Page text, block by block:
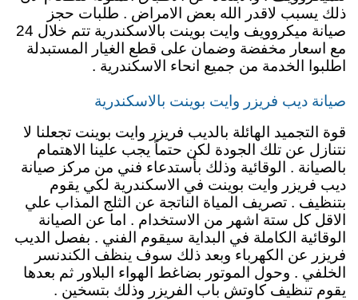
ذلك يسبب لاقدر الله بعض الامراض . طلبات حجز
صيانة ميكروويف وايت بوينت بالاسكندرية تتم خلال 24
مع اسعار مخفضة وضمان على قطع الغيار المستبدلة
اطلبوا الخدمة من جميع انحاء الاسكندرية .
صيانة ديب فريزر وايت بوينت بالاسكندرية
قوة التجميد الهائلة بالديب فريزر وايت بوينت تجعلنا لا
نتنازل عن تلك الجودة لكن حتماً يجب علينا الاهتمام
بالصيانة . الوقائية وذلك بأستدعاء فني من مركز صيانة
ديب فريزر وايت بوينت في الاسكندرية لكي يقوم
بتنظيف . تصريف المياة الناتجة عن الثلج المذاب علي
الاقل كل ستة اشهر من الاستخدام . اما عن الصيانة
الوقائية الكاملة في البداية سيقوم الفني . بفصل الديب
فريزر عن الكهرباء وبعد ذلك سوف ينظف الكندنسر
الخلفي . وحول الموتور بضاغط الهواء البلاور ثم بعدها
يقوم تنظيف كاوتش باب الفريزر وذلك بتسخين .